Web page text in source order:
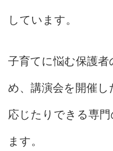
しています。
子育てに悩む保護者
め、講演会を開催
応じたりできる専
ます。